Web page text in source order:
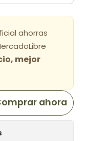
ahorras
mejor
ahora